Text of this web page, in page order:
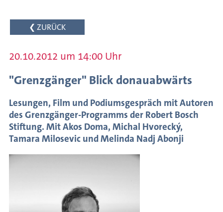
Schreibens
Austausch
Veranstaltungsarchiv
Meldungen
❮ ZURÜCK
20.10.2012 um 14:00 Uhr
"Grenzgänger" Blick donauabwärts
Lesungen, Film und Podiumsgespräch mit Autoren
des Grenzgänger-Programms der Robert Bosch
Stiftung. Mit Akos Doma, Michal Hvorecký,
Tamara Milosevic und Melinda Nadj Abonji